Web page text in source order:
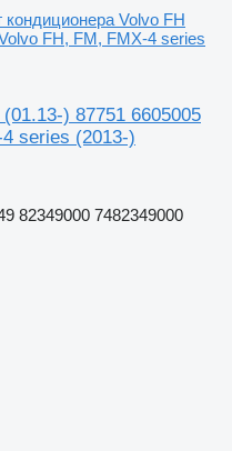
кондиционера Volvo FH
FH, FM, FMX-4 series
) 87751 6605005
series (2013-)
82349000 7482349000